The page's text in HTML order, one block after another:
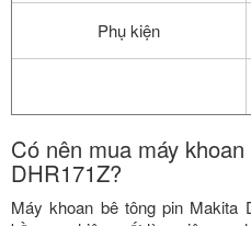
Phụ kiện
Có nên mua máy
DHR171Z?
Máy khoan bê tông pin Makita